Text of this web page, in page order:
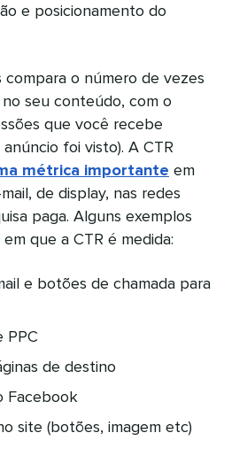
e posicionamento do
compara o número de vezes
seu conteúdo, com o
que você recebe
foi visto). A CTR
métrica importante em
de display, nas redes
paga. Alguns exemplos
que a CTR é medida:​​
e botões de chamada para
PPC​​
de destino​​
Facebook​​
site (botões, imagem etc)​​